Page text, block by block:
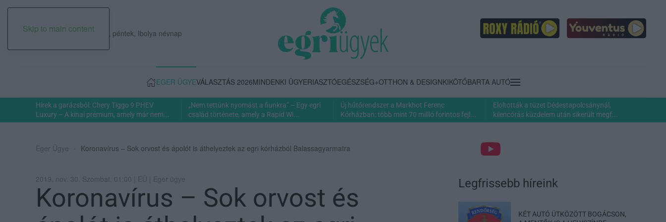
Skip to main content
2026. augusztus 07., péntek, Ibolya névnap
EGER ÜGYEVÁLASZTÁS 2026MINDENKI ÜGYERIASZTÓEGÉSZSÉG+OTTHON & DESIGNKIKÖTŐBARTA AUTÓ
Hírek a garázsból: Chery Tiggo 9 PHEV
Luxury – A kínai prémium, amely már nem...
„Nem tettünk nyomást a fiunkra” – Egy egri
család története, amely a Rapid Wi...
Új hűtőrendszer a Markhot Ferenc
Kórházban: több mint 70 millió forintos fejl...
Eloltották a tüzet Dédestapolcsánynál,
kilencórás küzdelem után sikerült megf...
Eger Ügye Koronavírus – Sok orvost és ápolót is áthelyeztek az egri kórházból Balassagyarmatra
2019. nov. 30. Szombat, 01:00 | EÜ | Eger ügye
Koronavírus – Sok orvost és
Legfrissebb híreink
KÉT AUTÓ ÜTKÖZÖTT BOGÁCSON,